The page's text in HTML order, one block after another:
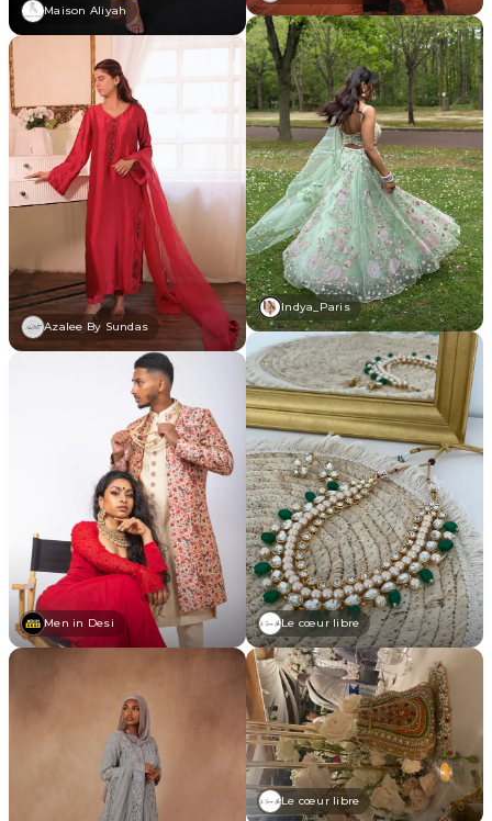
Maison Aliyah
Azalee By Sundas
Men in Desi
Indya_Paris
Le cœur libre
Le cœur libre